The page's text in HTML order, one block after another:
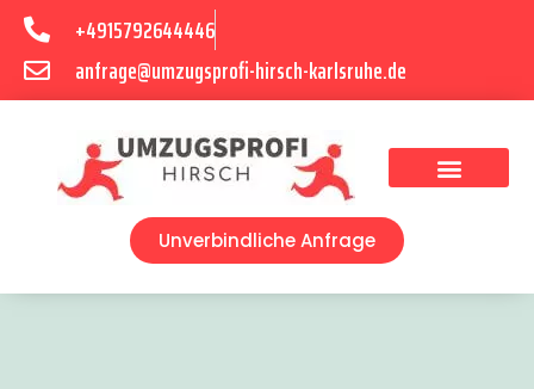
+4915792644446
anfrage@umzugsprofi-hirsch-karlsruhe.de
Unverbindliche Anfrage